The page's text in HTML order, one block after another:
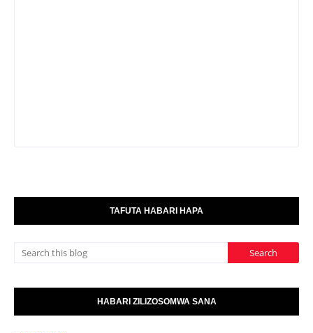
TAFUTA HABARI HAPA
HABARI ZILIZOSOMWA SANA